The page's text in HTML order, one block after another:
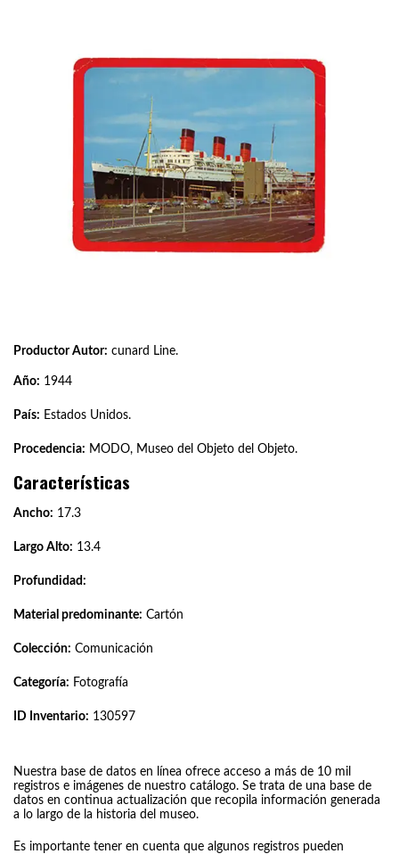
Productor Autor: cunard Line.
Año: 1944
País: Estados Unidos.
Procedencia: MODO, Museo del Objeto del Objeto.
Características
Ancho: 17.3
Largo Alto: 13.4
Profundidad:
Material predominante: Cartón
Colección: Comunicación
Categoría: Fotografía
ID Inventario: 130597
Nuestra base de datos en línea ofrece acceso a más de 10 mil
registros e imágenes de nuestro catálogo. Se trata de una base de
datos en continua actualización que recopila información generada
a lo largo de la historia del museo.
Es importante tener en cuenta que algunos registros pueden